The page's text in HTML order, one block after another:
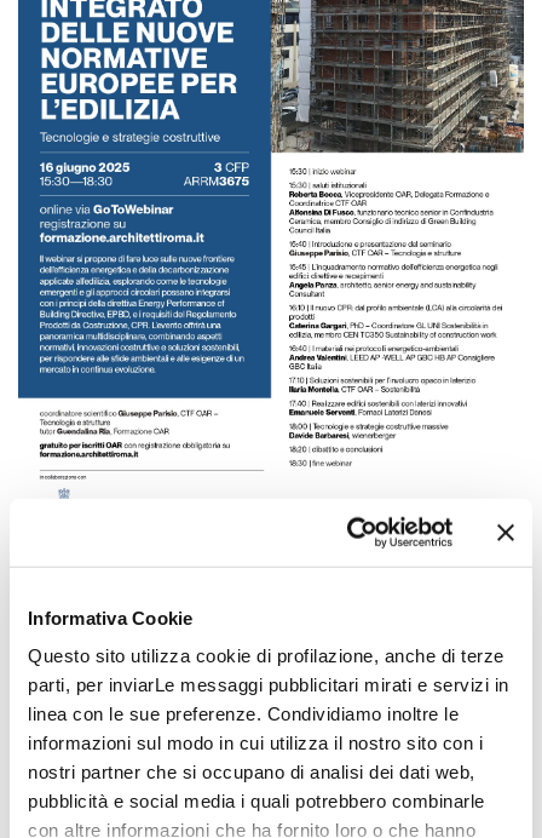
Informativa Cookie
Questo sito utilizza cookie di profilazione, anche di terze
parti, per inviarLe messaggi pubblicitari mirati e servizi in
linea con le sue preferenze. Condividiamo inoltre le
informazioni sul modo in cui utilizza il nostro sito con i
nostri partner che si occupano di analisi dei dati web,
pubblicità e social media i quali potrebbero combinarle
con altre informazioni che ha fornito loro o che hanno
Il webinar, in collaborazione con
Confindustria Ceramica, approfondisce le
nuove frontiere dell’efficienza energetica e
della decarbonizzazione in edilizia, con un
focus sull’integrazione delle tecnologie
emergenti e degli approcci circolari. Saranno
analizzati i principi della direttiva EPBD e i